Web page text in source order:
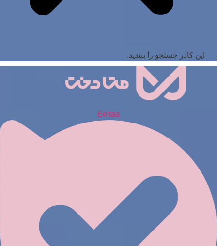
این کادر جستجو را ببندید.
Eeitaa